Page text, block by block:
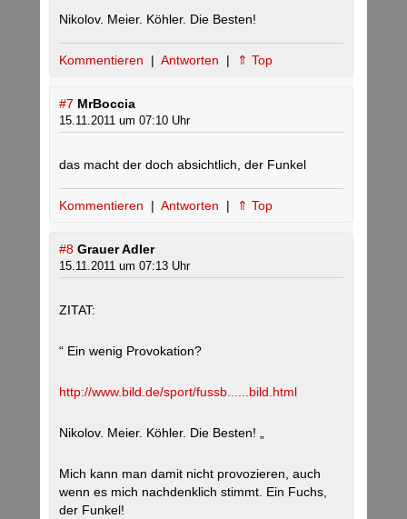
Nikolov. Meier. Köhler. Die Besten!
Kommentieren | Antworten | ⇑ Top
#7 MrBoccia
15.11.2011 um 07:10 Uhr
das macht der doch absichtlich, der Funkel
Kommentieren | Antworten | ⇑ Top
#8 Grauer Adler
15.11.2011 um 07:13 Uhr
ZITAT:
“ Ein wenig Provokation?
http://www.bild.de/sport/fussb......bild.html
Nikolov. Meier. Köhler. Die Besten! „
Mich kann man damit nicht provozieren, auch
wenn es mich nachdenklich stimmt. Ein Fuchs,
der Funkel!